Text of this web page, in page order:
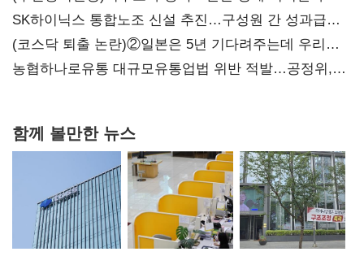
SK하이닉스 통합노조 신설 추진…구성원 간 성과급
불만 확산
(코스닥 퇴출 논란)②일본은 5년 기다려주는데 우리는
당장 퇴출?…시간만으론 부족한 코스닥 구하기
농협하나로유통 대규모유통업법 위반 적발…공정위,
함께 볼만한 뉴스